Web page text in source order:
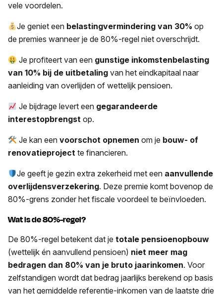
vele voordelen.
Je geniet een belastingvermindering van 30% op
de premies wanneer je de 80%-regel niet overschrijdt.
Je profiteert van een gunstige inkomstenbelasting
van 10% bij de uitbetaling van het eindkapitaal naar
aanleiding van overlijden of wettelijk pensioen.
Je bijdrage levert een gegarandeerde
interestopbrengst op.
Je kan eenvoorschot opnemen om je bouw- of
renovatieproject te financieren.
Je geeft je gezin extra zekerheid met een aanvullende
overlijdensverzekering. Deze premie komt bovenop de
80%-grens zonder het fiscale voordeel te beïnvloeden.
Wat is de 80%-regel?
De 80%-regel betekent dat je totale pensioenopbouw
(wettelijk én aanvullend pensioen) niet meer mag
bedragen dan 80% van je bruto jaarinkomen. Voor
zelfstandigen wordt dat bedrag jaarlijks berekend op basis
van het gemiddelde referentie-inkomen van de laatste drie